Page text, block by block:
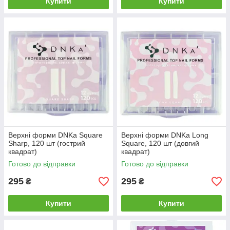
Верхні форми DNKa Square
Sharp, 120 шт (гострий
квадрат)
Готово до відправки
295 ₴
Купити
Верхні форми DNKa Long
Square, 120 шт (довгий
квадрат)
Готово до відправки
295 ₴
Купити